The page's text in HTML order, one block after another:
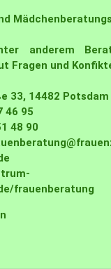
anderem
Fragen und
33, 14482 Potsdam
46 95
48 90
frauenberatung